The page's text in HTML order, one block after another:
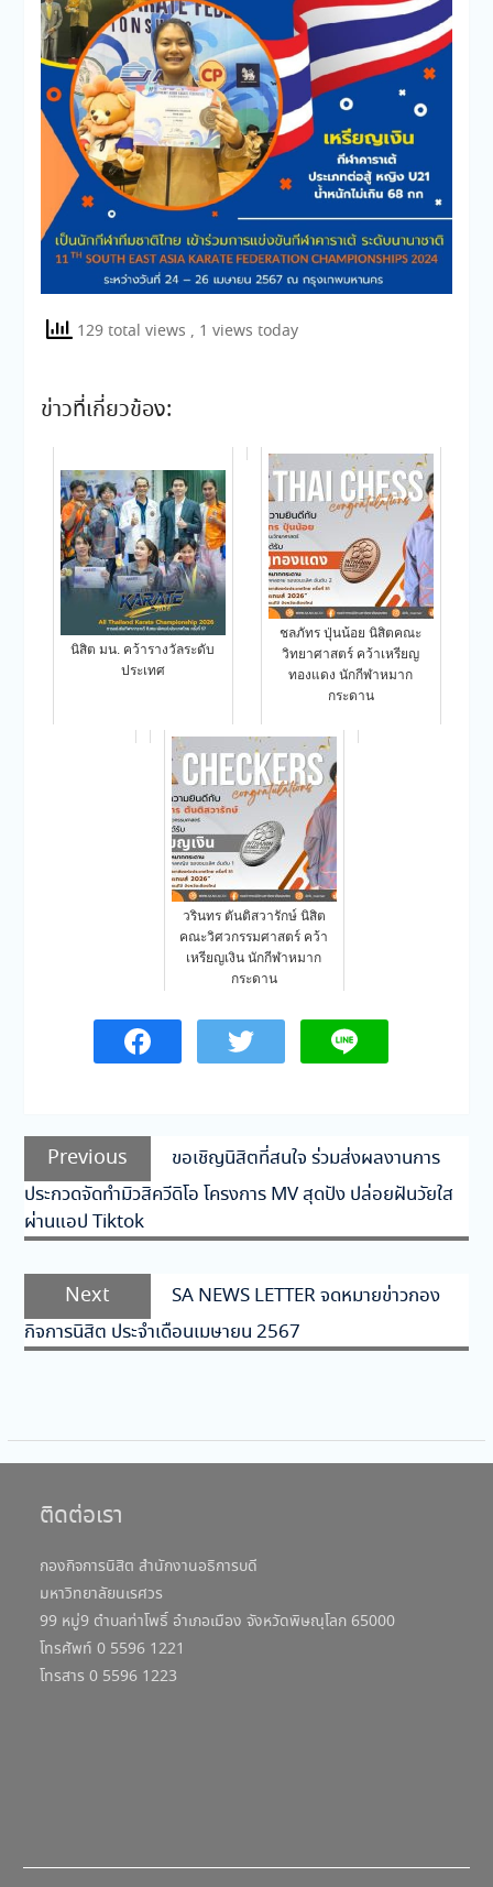
129 total views , 1 views today
ข่าวที่เกี่ยวข้อง:
นิสิต มน. คว้ารางวัลระดับ
ประเทศ
ชลภัทร ปุ่นน้อย นิสิตคณะ
วิทยาศาสตร์ คว้าเหรียญ
ทองแดง นักกีฬาหมาก
กระดาน
วรินทร ตันติสวารักษ์ นิสิต
คณะวิศวกรรมศาสตร์ คว้า
เหรียญเงิน นักกีฬาหมาก
กระดาน
แนะแนว
เรื่อง
Previous
Previous
post:
ขอเชิญนิสิตที่สนใจ ร่วมส่งผลงานการ
ประกวดจัดทำมิวสิควีดิโอ โครงการ MV สุดปัง ปล่อยฝันวัยใส
ผ่านแอป Tiktok
Next
Next
post:
SA NEWS LETTER จดหมายข่าวกอง
กิจการนิสิต ประจำเดือนเมษายน 2567
ติดต่อเรา
กองกิจการนิสิต สำนักงานอธิการบดี
มหาวิทยาลัยนเรศวร
99 หมู่9 ตำบลท่าโพธิ์ อำเภอเมือง จังหวัดพิษณุโลก 65000
โทรศัพท์ 0 5596 1221
โทรสาร 0 5596 1223